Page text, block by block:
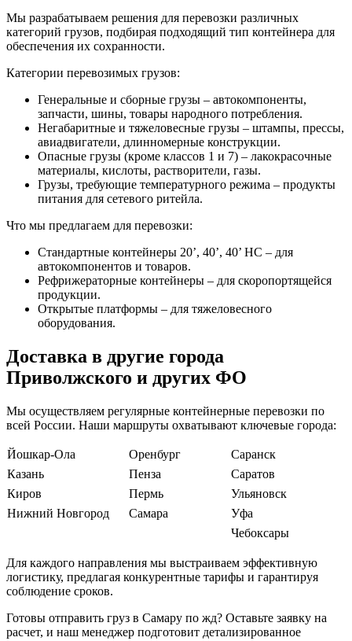
Мы разрабатываем решения для перевозки различных
категорий грузов, подбирая подходящий тип контейнера для
обеспечения их сохранности.
Категории перевозимых грузов:
Генеральные и сборные грузы – автокомпоненты,
запчасти, шины, товары народного потребления.
Негабаритные и тяжеловесные грузы – штампы, прессы,
авиадвигатели, длинномерные конструкции.
Опасные грузы (кроме классов 1 и 7) – лакокрасочные
материалы, кислоты, растворители, газы.
Грузы, требующие температурного режима – продукты
питания для сетевого ритейла.
Что мы предлагаем для перевозки:
Стандартные контейнеры 20’, 40’, 40’ HC – для
автокомпонентов и товаров.
Рефрижераторные контейнеры – для скоропортящейся
продукции.
Открытые платформы – для тяжеловесного
оборудования.
Доставка в другие города
Приволжского и других ФО
Мы осуществляем регулярные контейнерные перевозки по
всей России. Наши маршруты охватывают ключевые города:
Йошкар-Ола Оренбург
Саранск
Казань
Пенза
Саратов
Киров
Пермь
Ульяновск
Нижний Новгород
Самара
Уфа
Чебоксары
Для каждого направления мы выстраиваем эффективную
логистику, предлагая конкурентные тарифы и гарантируя
соблюдение сроков.
Готовы отправить груз в Самару по жд? Оставьте заявку на
расчет, и наш менеджер подготовит детализированное